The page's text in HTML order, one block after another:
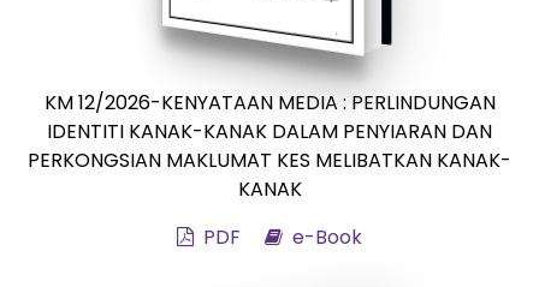
KM 12/2026-KENYATAAN MEDIA : PERLINDUNGAN
IDENTITI KANAK-KANAK DALAM PENYIARAN DAN
PERKONGSIAN MAKLUMAT KES MELIBATKAN KANAK-
KANAK
PDF
e-Book